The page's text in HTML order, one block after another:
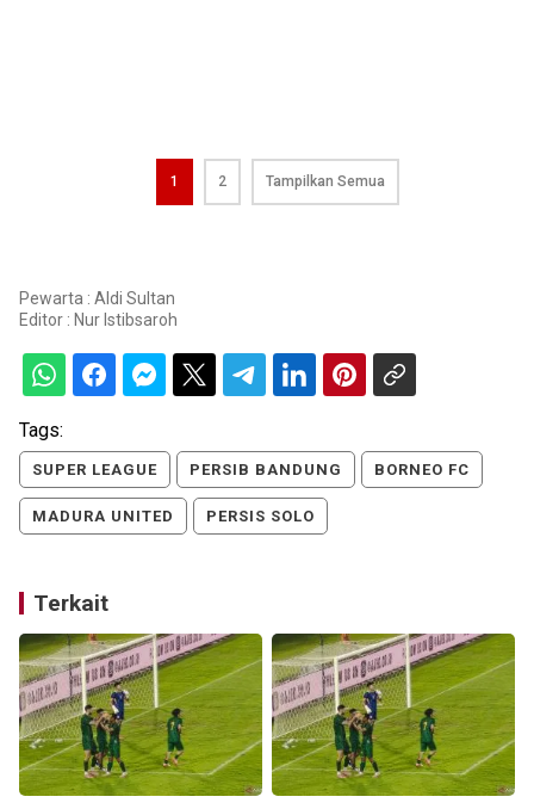
1 2 Tampilkan Semua
Pewarta : Aldi Sultan
Editor : Nur Istibsaroh
Tags:
SUPER LEAGUE PERSIB BANDUNG BORNEO FC
MADURA UNITED PERSIS SOLO
Terkait